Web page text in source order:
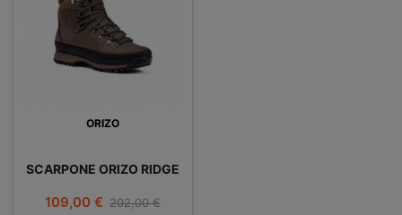
ORIZO
SCARPONE ORIZO RIDGE
Prezzo
109,00 € Prezzo
202,00 €